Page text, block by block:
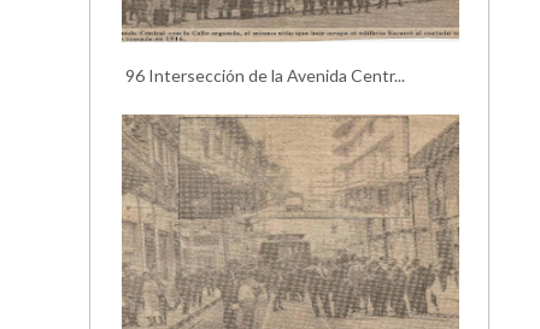
96 Intersección de la Avenida Centr...